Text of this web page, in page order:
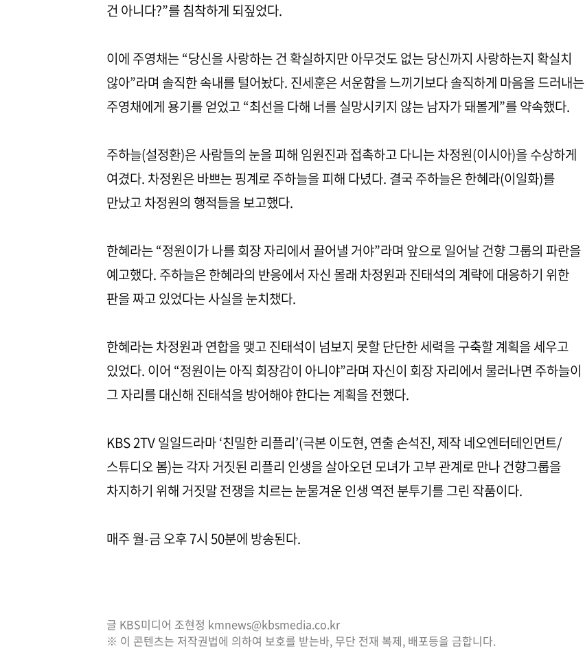
건 아니다?”를 침착하게 되짚었다.
이에 주영채는 “당신을 사랑하는 건 확실하지만 아무것도 없는 당신까지 사랑하는지 확실치
않아”라며 솔직한 속내를 털어놨다. 진세훈은 서운함을 느끼기보다 솔직하게 마음을 드러내는
주영채에게 용기를 얻었고 “최선을 다해 너를 실망시키지 않는 남자가 돼볼게”를 약속했다.
주하늘(설정환)은 사람들의 눈을 피해 임원진과 접촉하고 다니는 차정원(이시아)을 수상하게
여겼다. 차정원은 바쁘는 핑계로 주하늘을 피해 다녔다. 결국 주하늘은 한혜라(이일화)를
만났고 차정원의 행적들을 보고했다.
한혜라는 “정원이가 나를 회장 자리에서 끌어낼 거야”라며 앞으로 일어날 건향 그룹의 파란을
예고했다. 주하늘은 한혜라의 반응에서 자신 몰래 차정원과 진태석의 계략에 대응하기 위한
판을 짜고 있었다는 사실을 눈치챘다.
한혜라는 차정원과 연합을 맺고 진태석이 넘보지 못할 단단한 세력을 구축할 계획을 세우고
있었다. 이어 “정원이는 아직 회장감이 아니야”라며 자신이 회장 자리에서 물러나면 주하늘이
그 자리를 대신해 진태석을 방어해야 한다는 계획을 전했다.
KBS 2TV 일일드라마 ‘친밀한 리플리’(극본 이도현, 연출 손석진, 제작 네오엔터테인먼트/
스튜디오 봄)는 각자 거짓된 리플리 인생을 살아오던 모녀가 고부 관계로 만나 건향그룹을
차지하기 위해 거짓말 전쟁을 치르는 눈물겨운 인생 역전 분투기를 그린 작품이다.
매주 월-금 오후 7시 50분에 방송된다.
글 KBS미디어 조현정 kmnews@kbsmedia.co.kr
※ 이 콘텐츠는 저작권법에 의하여 보호를 받는바, 무단 전재 복제, 배포등을 금합니다.